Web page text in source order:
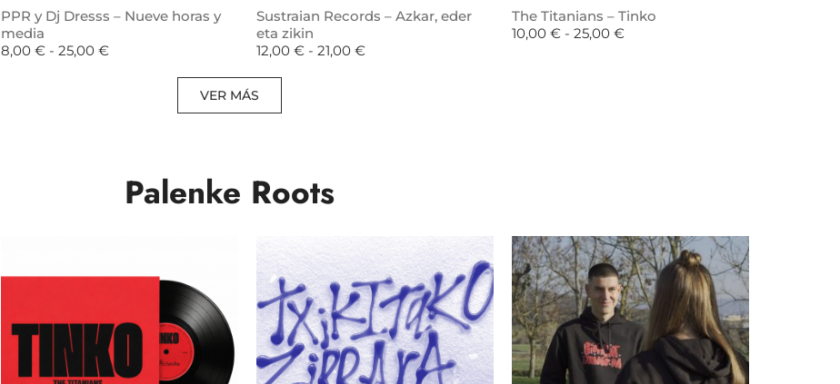
PPR y Dj Dresss – Nueve horas y
media
8,00 € - 25,00 €
Sustraian Records – Azkar, eder
eta zikin
12,00 € - 21,00 €
The Titanians – Tinko
10,00 € - 25,00 €
VER MÁS
Palenke Roots